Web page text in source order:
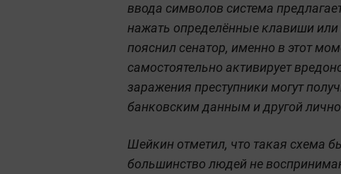
ввода символов система
нажать определённые клавиши
пояснил сенатор, именно в этот
самостоятельно активирует
заражения преступники могут
банковским данным и другой
Шейкин отметил, что такая схема
большинство людей не